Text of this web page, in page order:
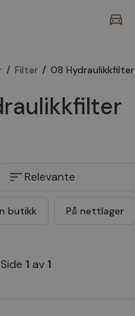
/ Filter / 08 Hydraulikkfilter
Relevante
butikk På nettlager
Side 1 av 1